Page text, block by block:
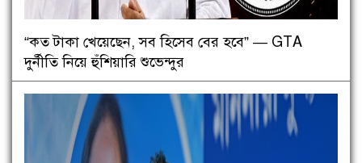
“কত টাকা খেয়েছেন, সব হিসেব বের হবে” — GTA
দুর্নীতি নিয়ে হুঁশিয়ারি শুভেন্দুর